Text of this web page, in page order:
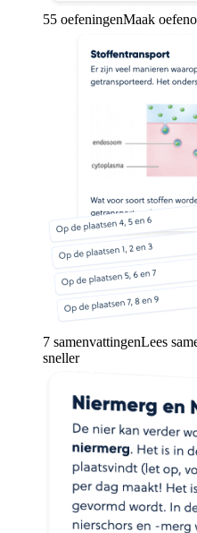
55 oefeningenMaak
7 samenvattingenLees
sneller